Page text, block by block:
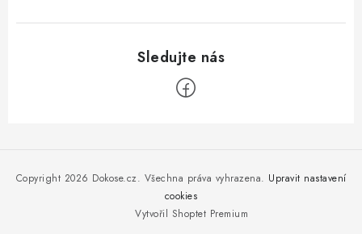
Vytvořil Shoptet Premium
Copyright 2026 Dokose.cz. Všechna práva vyhrazena. Upravit nastavení
cookies